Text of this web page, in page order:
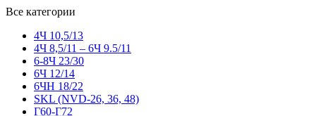
Все категории
4Ч 10,5/13
4Ч 8,5/11 – 6Ч 9.5/11
6-8Ч 23/30
6Ч 12/14
6ЧН 18/22
SKL (NVD-26, 36, 48)
Г60-Г72